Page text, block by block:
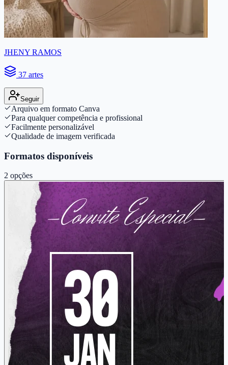
JHENY RAMOS
37 artes
Seguir
Arquivo em formato Canva
Para qualquer competência e profissional
Facilmente personalizável
Qualidade de imagem verificada
Formatos disponíveis
2 opções